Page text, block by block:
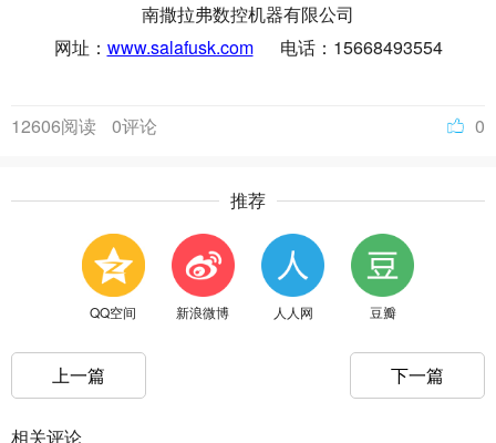
南撒拉弗数控机器有限公司
网址： www.salafusk.com电话：15668493554
0
12606阅读 0评论
推荐
QQ空间 新浪微博 人人网 豆瓣
上一篇 下一篇
相关评论